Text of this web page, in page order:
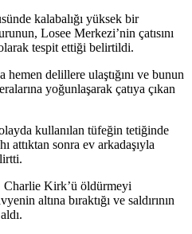
kalabalığı yüksek bir
Losee Merkezi’nin çatısını
tespit ettiği belirtildi.
hemen delillere ulaştığını ve bunun
yoğunlaşarak çatıya çıkan
kullanılan tüfeğin tetiğinde
attıktan sonra ev arkadaşıyla
Charlie Kirk’ü öldürmeyi
altına bıraktığı ve saldırının